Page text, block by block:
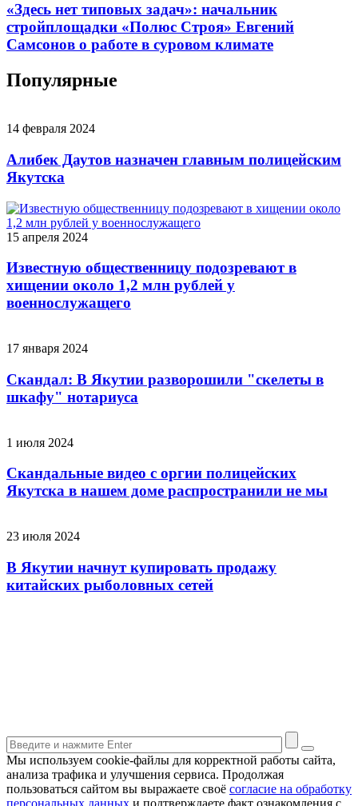
«Здесь нет типовых задач»: начальник
стройплощадки «Полюс Строя» Евгений
Самсонов о работе в суровом климате
Популярные
14 февраля 2024
Алибек Даутов назначен главным полицейским
Якутска
15 апреля 2024
Известную общественницу подозревают в
хищении около 1,2 млн рублей у
военнослужащего
17 января 2024
Скандал: В Якутии разворошили "скелеты в
шкафу" нотариуса
1 июля 2024
Скандальные видео с оргии полицейских
Якутска в нашем доме распространили не мы
23 июля 2024
В Якутии начнут купировать продажу
китайских рыболовных сетей
Мы используем cookie-файлы для корректной работы сайта,
анализа трафика и улучшения сервиса. Продолжая
пользоваться сайтом вы выражаете своё согласие на обработку